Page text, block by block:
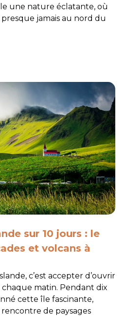
une nature éclatante, où
presque jamais au nord du
sur 10 jours : le
et volcans à
c’est accepter d’ouvrir
matin. Pendant dix
cette île fascinante,
de paysages